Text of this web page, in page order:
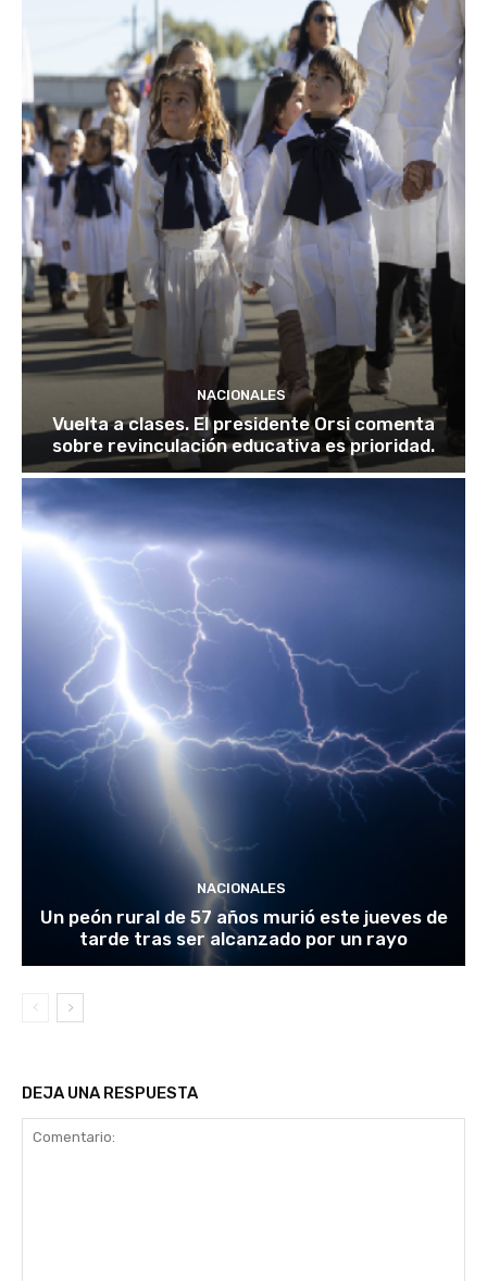
NACIONALES
Vuelta a clases. El presidente Orsi comenta
sobre revinculación educativa es prioridad.
NACIONALES
Un peón rural de 57 años murió este jueves de
tarde tras ser alcanzado por un rayo
DEJA UNA RESPUESTA